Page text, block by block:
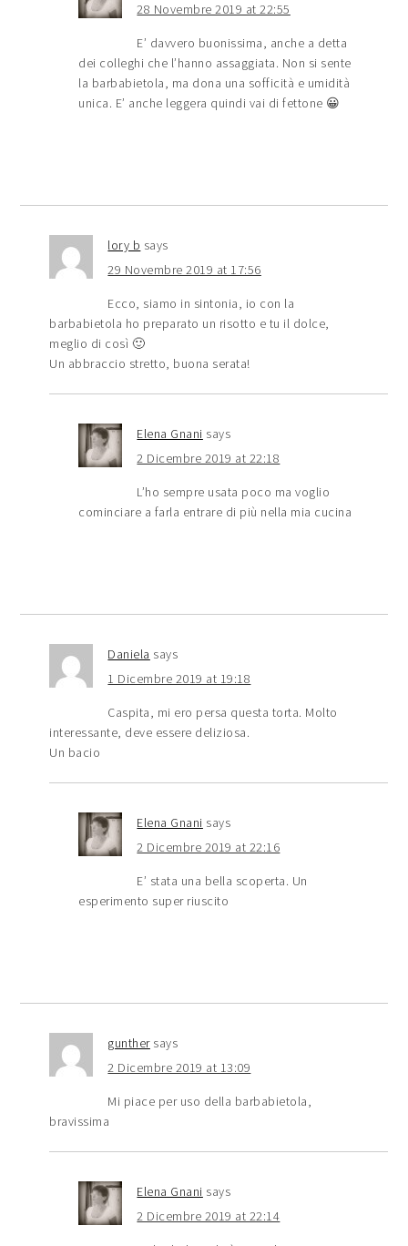
28 Novembre 2019 at 22:55
E’ davvero buonissima, anche a detta
dei colleghi che l’hanno assaggiata. Non si sente
la barbabietola, ma dona una sofficità e umidità
unica. E’ anche leggera quindi vai di fettone 😀
lory b says
29 Novembre 2019 at 17:56
Ecco, siamo in sintonia, io con la
barbabietola ho preparato un risotto e tu il dolce,
meglio di così 🙂
Un abbraccio stretto, buona serata!
Elena Gnani says
2 Dicembre 2019 at 22:18
L’ho sempre usata poco ma voglio
cominciare a farla entrare di più nella mia cucina
Daniela says
1 Dicembre 2019 at 19:18
Caspita, mi ero persa questa torta. Molto
interessante, deve essere deliziosa.
Un bacio
Elena Gnani says
2 Dicembre 2019 at 22:16
E’ stata una bella scoperta. Un
esperimento super riuscito
gunther says
2 Dicembre 2019 at 13:09
Mi piace per uso della barbabietola,
bravissima
Elena Gnani says
2 Dicembre 2019 at 22:14